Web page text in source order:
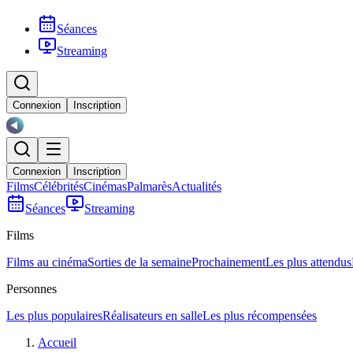
Séances
Streaming
Connexion Inscription
Connexion Inscription
FilmsCélébritésCinémasPalmarèsActualités
Séances
Streaming
Films
Films au cinémaSorties de la semaineProchainementLes plus attendus
Personnes
Les plus populairesRéalisateurs en salleLes plus récompensées
Accueil